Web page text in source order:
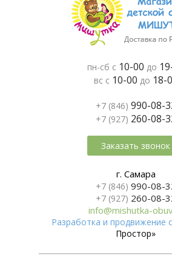
пн-сб с 10-00 до
вс с 10-00 до 18-
+7 (846) 990-08-
+7 (927) 260-08-
Заказать звонок
г. Самара
+7 (846) 990-08-
+7 (927) 260-08-
info@mishutka-
Разработка и продвижение
Простор»